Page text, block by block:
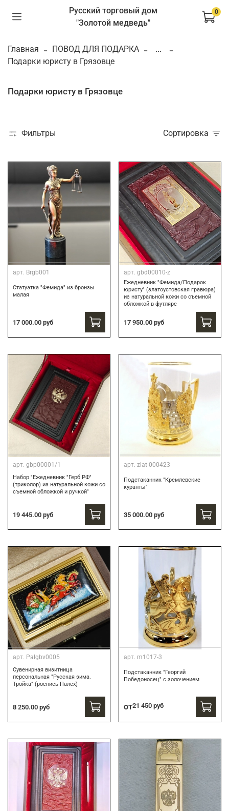
Русский торговый дом
"Золотой медведь"
0
Главная ПОВОД ДЛЯ ПОДАРКА
...
Подарки юристу в Грязовце
Подарки юристу в Грязовце
Фильтры Сортировка
арт. Brgb001
Статуэтка "Фемида" из бронзы
малая
17 000.00 руб
арт. gbd00010-z
Ежедневник "Фемида/Подарок
юристу" (златоустовская гравюра)
из натуральной кожи со съемной
обложкой в футляре
17 950.00 руб
арт. gbp00001/1
Набор "Ежедневник "Герб РФ"
(триколор) из натуральной кожи со
съемной обложкой и ручкой"
19 445.00 руб
арт. zlat-000423
Подстаканник "Кремлевские
куранты"
35 000.00 руб
арт. Palgbv0005
Сувенирная визитница
персональная "Русская зима.
Тройка" (роспись Палех)
8 250.00 руб
арт. m1017-3
Подстаканник "Георгий
Победоносец" с золочением
от21 450 руб